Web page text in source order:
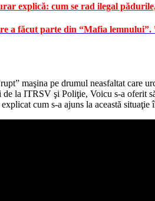
explică: cum se rad ilegal
a făcut parte din “Mafia
maşina pe drumul neasfaltat
la ITRSV şi Poliţie, Voicu s-a oferit
cum s-a ajuns la această situaţie